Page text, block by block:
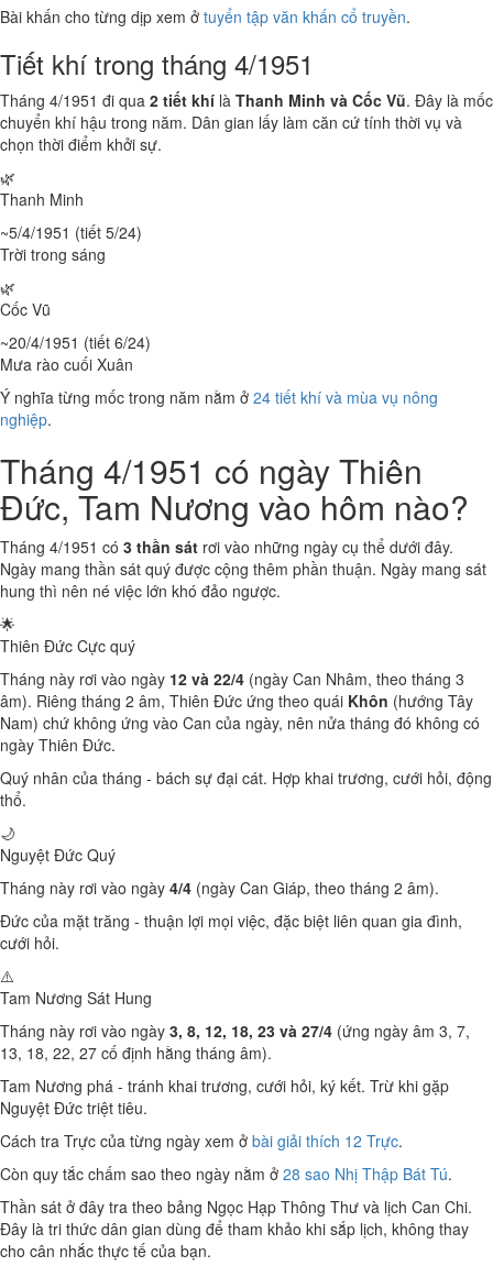
Bài khấn cho từng dịp xem ở tuyển tập văn khấn cổ truyền.
Tiết khí trong tháng 4/1951
Tháng 4/1951 đi qua 2 tiết khí là Thanh Minh và Cốc Vũ. Đây là mốc
chuyển khí hậu trong năm. Dân gian lấy làm căn cứ tính thời vụ và
chọn thời điểm khởi sự.
🌿
Thanh Minh
~5/4/1951 (tiết 5/24)
Trời trong sáng
🌿
Cốc Vũ
~20/4/1951 (tiết 6/24)
Mưa rào cuối Xuân
Ý nghĩa từng mốc trong năm nằm ở 24 tiết khí và mùa vụ nông
nghiệp.
Tháng 4/1951 có ngày Thiên
Đức, Tam Nương vào hôm nào?
Tháng 4/1951 có 3 thần sát rơi vào những ngày cụ thể dưới đây.
Ngày mang thần sát quý được cộng thêm phần thuận. Ngày mang sát
hung thì nên né việc lớn khó đảo ngược.
🌟
Thiên Đức Cực quý
Tháng này rơi vào ngày 12 và 22/4 (ngày Can Nhâm, theo tháng 3
âm). Riêng tháng 2 âm, Thiên Đức ứng theo quái Khôn (hướng Tây
Nam) chứ không ứng vào Can của ngày, nên nửa tháng đó không có
ngày Thiên Đức.
Quý nhân của tháng - bách sự đại cát. Hợp khai trương, cưới hỏi, động
thổ.
🌙
Nguyệt Đức Quý
Tháng này rơi vào ngày 4/4 (ngày Can Giáp, theo tháng 2 âm).
Đức của mặt trăng - thuận lợi mọi việc, đặc biệt liên quan gia đình,
cưới hỏi.
⚠️
Tam Nương Sát Hung
Tháng này rơi vào ngày 3, 8, 12, 18, 23 và 27/4 (ứng ngày âm 3, 7,
13, 18, 22, 27 cố định hằng tháng âm).
Tam Nương phá - tránh khai trương, cưới hỏi, ký kết. Trừ khi gặp
Nguyệt Đức triệt tiêu.
Cách tra Trực của từng ngày xem ở bài giải thích 12 Trực.
Còn quy tắc chấm sao theo ngày nằm ở 28 sao Nhị Thập Bát Tú.
Thần sát ở đây tra theo bảng Ngọc Hạp Thông Thư và lịch Can Chi.
Đây là tri thức dân gian dùng để tham khảo khi sắp lịch, không thay
cho cân nhắc thực tế của bạn.